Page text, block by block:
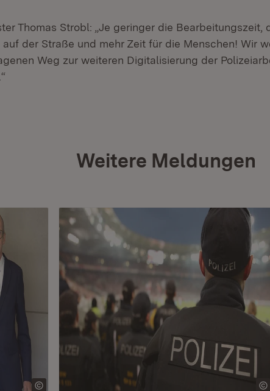
Thomas Strobl: „Je geringer die Bearbeitungszeit,
auf der Straße und mehr Zeit für die Menschen! Wir
Weg zur weiteren Digitalisierung der
Weitere Meldungen